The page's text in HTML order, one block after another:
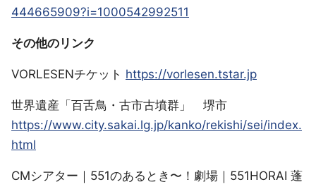
444665909?i=1000542992511
その他のリンク
VORLESENチケット https://vorlesen.tstar.jp
世界遺産「百舌鳥・古市古墳群」 堺市
https://www.city.sakai.lg.jp/kanko/rekishi/sei/index.
html
CMシアター｜551のあるとき〜！劇場｜551HORAI 蓬